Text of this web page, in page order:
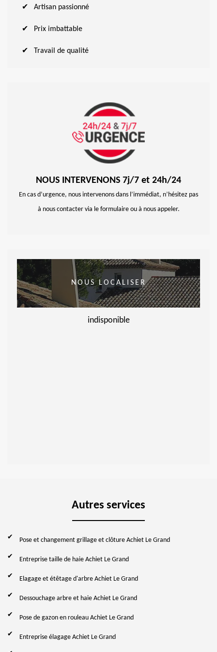
Artisan passionné
Prix imbattable
Travail de qualité
NOUS INTERVENONS 7j/7 et 24h/24
En cas d’urgence, nous intervenons dans l’immédiat, n’hésitez pas
à nous contacter via le formulaire ou à nous appeler.
NOUS LOCALISER
indisponible
Autres services
Pose et changement grillage et clôture Achiet Le Grand
Entreprise taille de haie Achiet Le Grand
Elagage et étêtage d'arbre Achiet Le Grand
Dessouchage arbre et haie Achiet Le Grand
Pose de gazon en rouleau Achiet Le Grand
Entreprise élagage Achiet Le Grand